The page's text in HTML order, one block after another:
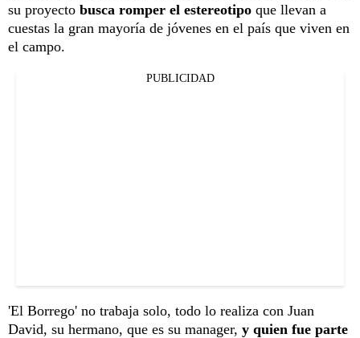
su proyecto busca romper el estereotipo que llevan a
cuestas la gran mayoría de jóvenes en el país que viven en
el campo.
PUBLICIDAD
'El Borrego' no trabaja solo, todo lo realiza con Juan
David, su hermano, que es su manager, y quien fue parte